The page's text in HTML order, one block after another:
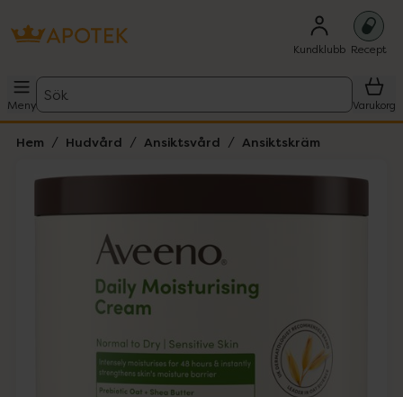
Kundklubb Recept
Meny
Sök
Varukorg
Hem Hudvård Ansiktsvård Ansiktskräm